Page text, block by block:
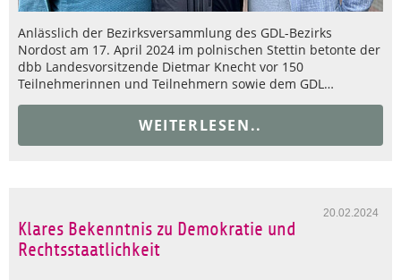
Anlässlich der Bezirksversammlung des GDL-Bezirks
Nordost am 17. April 2024 im polnischen Stettin betonte der
dbb Landesvorsitzende Dietmar Knecht vor 150
Teilnehmerinnen und Teilnehmern sowie dem GDL…
WEITERLESEN..
20.02.2024
Klares Bekenntnis zu Demokratie und
Rechtsstaatlichkeit